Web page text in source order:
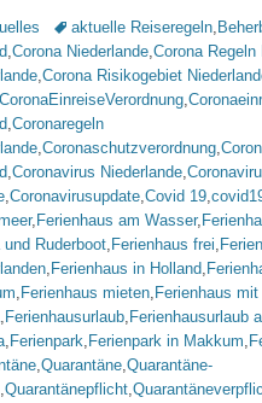
Schlagworte
aktuelle Reiseregeln,
,Corona Niederlande,Corona Regeln
,Corona Risikogebiet
CoronaEinreiseVerordnung,
,Coronaregeln
,Coronaschutzverordnung,
,Coronavirus Niederlande,
,Coronavirusupdate,Covid 19,
, Ferienhaus am Wasser,
und Ruderboot, Ferienhaus frei,
, Ferienhaus in Holland,
, Ferienhaus mieten, Ferienhaus mit
, Ferienhausurlaub, Ferienhausurlaub
, Ferienpark, Ferienpark in Makkum,
,Quarantäne,Quarantäne-
,Quarantänepflicht,